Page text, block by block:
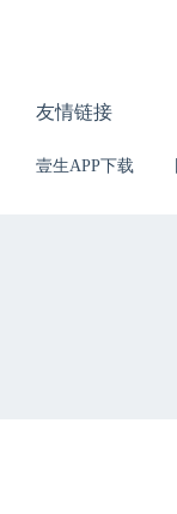
友情链接
壹生APP下载